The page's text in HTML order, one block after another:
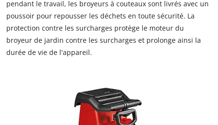
pendant le travail, les broyeurs à couteaux sont livrés avec un
poussoir pour repousser les déchets en toute sécurité. La
protection contre les surcharges protège le moteur du
broyeur de jardin contre les surcharges et prolonge ainsi la
durée de vie de l'appareil.